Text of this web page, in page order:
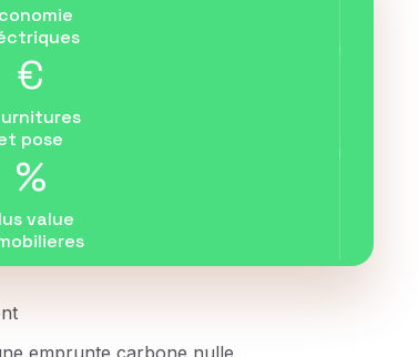
€
pose
%
value
emprunte carbone nulle